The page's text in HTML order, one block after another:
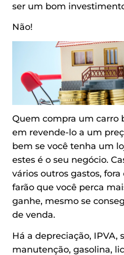
ser um bom
Não!
Quem compra um carro
em revende-lo a um
bem se você tenha um
estes é o seu negócio.
vários outros gastos,
farão que você perca
ganhe, mesmo se
de venda.
Há a depreciação, IPVA,
manutenção, gasolina,